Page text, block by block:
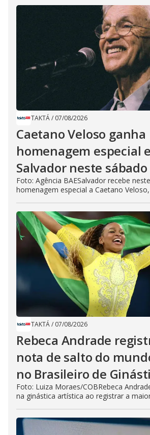
TAKTÁ/ 07/08/2026
Caetano Veloso ganha
homenagem especial
Salvador neste sábado
Foto: Agência BAESalvador recebe
homenagem especial a Caetano
TAKTÁ/ 07/08/2026
Rebeca Andrade
nota de salto do
no Brasileiro de
Foto: Luiza Moraes/COBRebeca
na ginástica artística ao registrar a